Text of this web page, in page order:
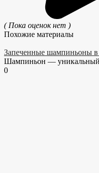
( Пока оценок нет )
Похожие материалы
Запеченные шампиньоны в
Шампиньон — уникальный
0